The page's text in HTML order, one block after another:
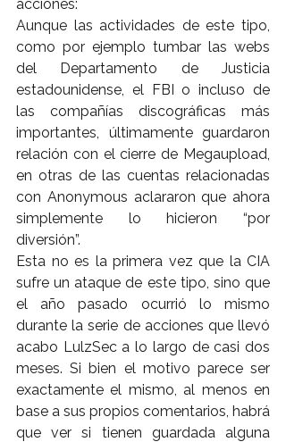
acciones:
Aunque las actividades de este tipo,
como por ejemplo tumbar las webs
del Departamento de Justicia
estadounidense, el FBI o incluso de
las compañías discográficas más
importantes, últimamente guardaron
relación con el cierre de Megaupload,
en otras de las cuentas relacionadas
con Anonymous aclararon que ahora
simplemente lo hicieron “por
diversión”.
Esta no es la primera vez que la CIA
sufre un ataque de este tipo, sino que
el año pasado ocurrió lo mismo
durante la serie de acciones que llevó
acabo LulzSec a lo largo de casi dos
meses. Si bien el motivo parece ser
exactamente el mismo, al menos en
base a sus propios comentarios, habrá
que ver si tienen guardada alguna